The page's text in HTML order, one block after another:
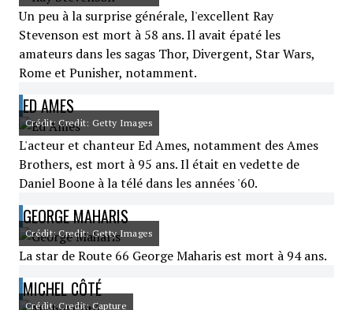
Un peu à la surprise générale, l'excellent Ray
Stevenson est mort à 58 ans. Il avait épaté les
amateurs dans les sagas Thor, Divergent, Star Wars,
Rome et Punisher, notamment.
ED AMES
Crédit: Credit: Getty Images
L'acteur et chanteur Ed Ames, notamment des Ames
Brothers, est mort à 95 ans. Il était en vedette de
Daniel Boone à la télé dans les années '60.
GEORGE MAHARIS
Crédit: Credit: Getty Images
La star de Route 66 George Maharis est mort à 94 ans.
MICHEL CÔTÉ
Crédit: Credit: Capture